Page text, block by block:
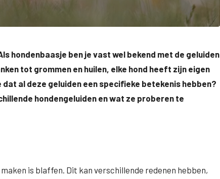
hondenbaasje ben je vast wel bekend met de geluiden
tot grommen en huilen, elke hond heeft zijn eigen
al deze geluiden een specifieke betekenis hebben?
hondengeluiden en wat ze proberen te
is blaffen. Dit kan verschillende redenen hebben,